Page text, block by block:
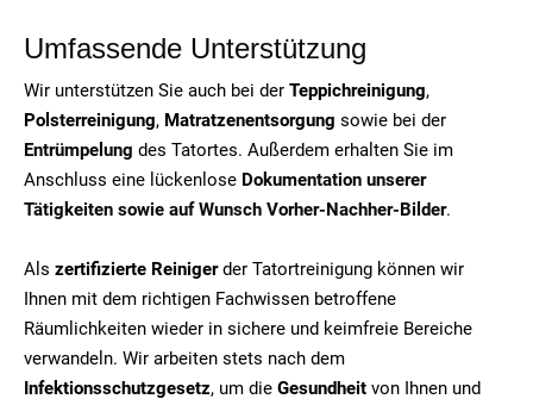
Umfassende Unterstützung
Wir unterstützen Sie auch bei der Teppichreinigung,
Polsterreinigung, Matratzenentsorgung sowie bei der
Entrümpelung des Tatortes. Außerdem erhalten Sie im
Anschluss eine lückenlose Dokumentation unserer
Tätigkeiten sowie auf Wunsch Vorher-Nachher-Bilder.
Als zertifizierte Reinigerder Tatortreinigung können wir
Ihnen mit dem richtigen Fachwissen betroffene
Räumlichkeiten wieder in sichere und keimfreie Bereiche
verwandeln. Wir arbeiten stets nach dem
Infektionsschutzgesetz, um die Gesundheit von Ihnen und